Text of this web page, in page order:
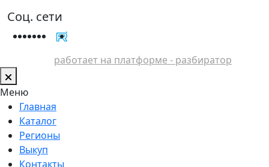
Соц. сети
работает на платформе - разбиратор
Меню
Главная
Каталог
Регионы
Выкуп
Контакты